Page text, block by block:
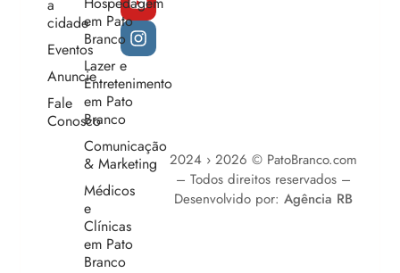
a
cidade
Eventos
Anuncie
Fale
Conosco
em Pato
Branco
Lazer e
Entretenimento
em Pato
Branco
Comunicação
& Marketing
Médicos
e
Clínicas
em Pato
Branco
2024 › 2026 © PatoBranco.com
– Todos direitos reservados –
Desenvolvido por: Agência RB